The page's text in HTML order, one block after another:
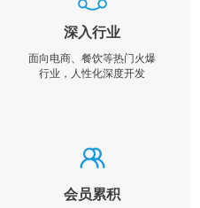
深入行业
面向电商、餐饮等热门火爆
行业，人性化深度开发
会员累积